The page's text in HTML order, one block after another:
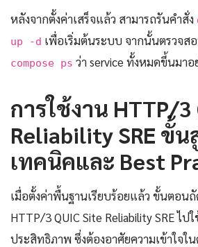
หลังจากตั้งค่าเสร็จแล้ว สามารถรันคำสั่ง
up -d เพื่อเริ่มต้นระบบ จากนั้นตรวจส
compose ps ว่า service ทั้งหมดขึ้นมาอ
การใช้งาน HTTP/3
Reliability SRE ขั้
เทคนิคและ Best
เมื่อตั้งค่าพื้นฐานเรียบร้อยแล้ว ขั้นตอน
HTTP/3 QUIC Site Reliability SRE ไป
ประสิทธิภาพ ซึ่งต้องอาศัยความเข้าใจใ